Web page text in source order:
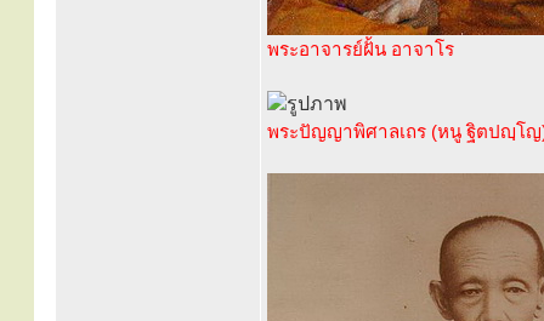
พระอาจารย์ฝั้น อาจาโร
พระปัญญาพิศาลเถร (หนู ฐิตปญฺโญ